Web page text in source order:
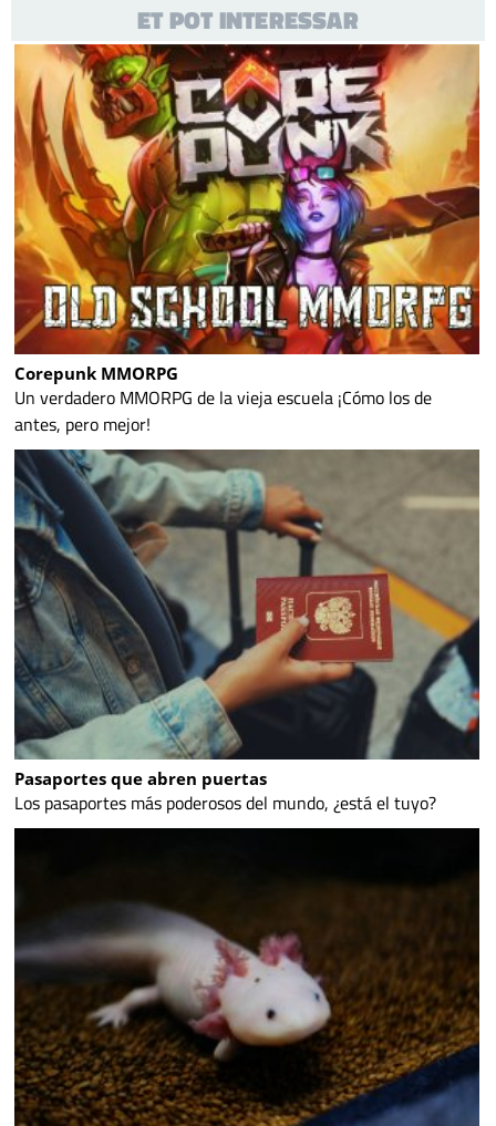
ET POT INTERESSAR
Corepunk MMORPG
Un verdadero MMORPG de la vieja escuela ¡Cómo los de
antes, pero mejor!
Pasaportes que abren puertas
Los pasaportes más poderosos del mundo, ¿está el tuyo?